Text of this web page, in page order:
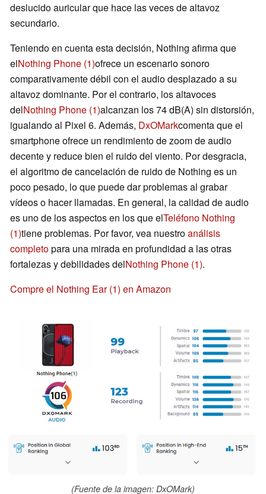
deslucido auricular que hace las veces de altavoz
secundario.
Teniendo en cuenta esta decisión, Nothing afirma que
elNothing Phone (1)ofrece un escenario sonoro
comparativamente débil con el audio desplazado a su
altavoz dominante. Por el contrario, los altavoces
delNothing Phone (1)alcanzan los 74 dB(A) sin distorsión,
igualando al Pixel 6. Además, DxOMarkcomenta que el
smartphone ofrece un rendimiento de zoom de audio
decente y reduce bien el ruido del viento. Por desgracia,
el algoritmo de cancelación de ruido de Nothing es un
poco pesado, lo que puede dar problemas al grabar
vídeos o hacer llamadas. En general, la calidad de audio
es uno de los aspectos en los que elTeléfono Nothing
(1)tiene problemas. Por favor, vea nuestroanálisis
completopara una mirada en profundidad a las otras
fortalezas y debilidades delNothing Phone (1).
Compre el Nothing Ear (1) en Amazon
(Fuente de la imagen: DxOMark)